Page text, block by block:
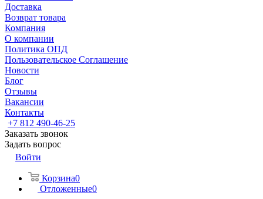
Доставка
Возврат товара
Компания
О компании
Политика ОПД
Пользовательское Соглашение
Новости
Блог
Отзывы
Вакансии
Контакты
+7 812 490-46-25
Заказать звонок
Задать вопрос
Войти
Корзина0
Отложенные0